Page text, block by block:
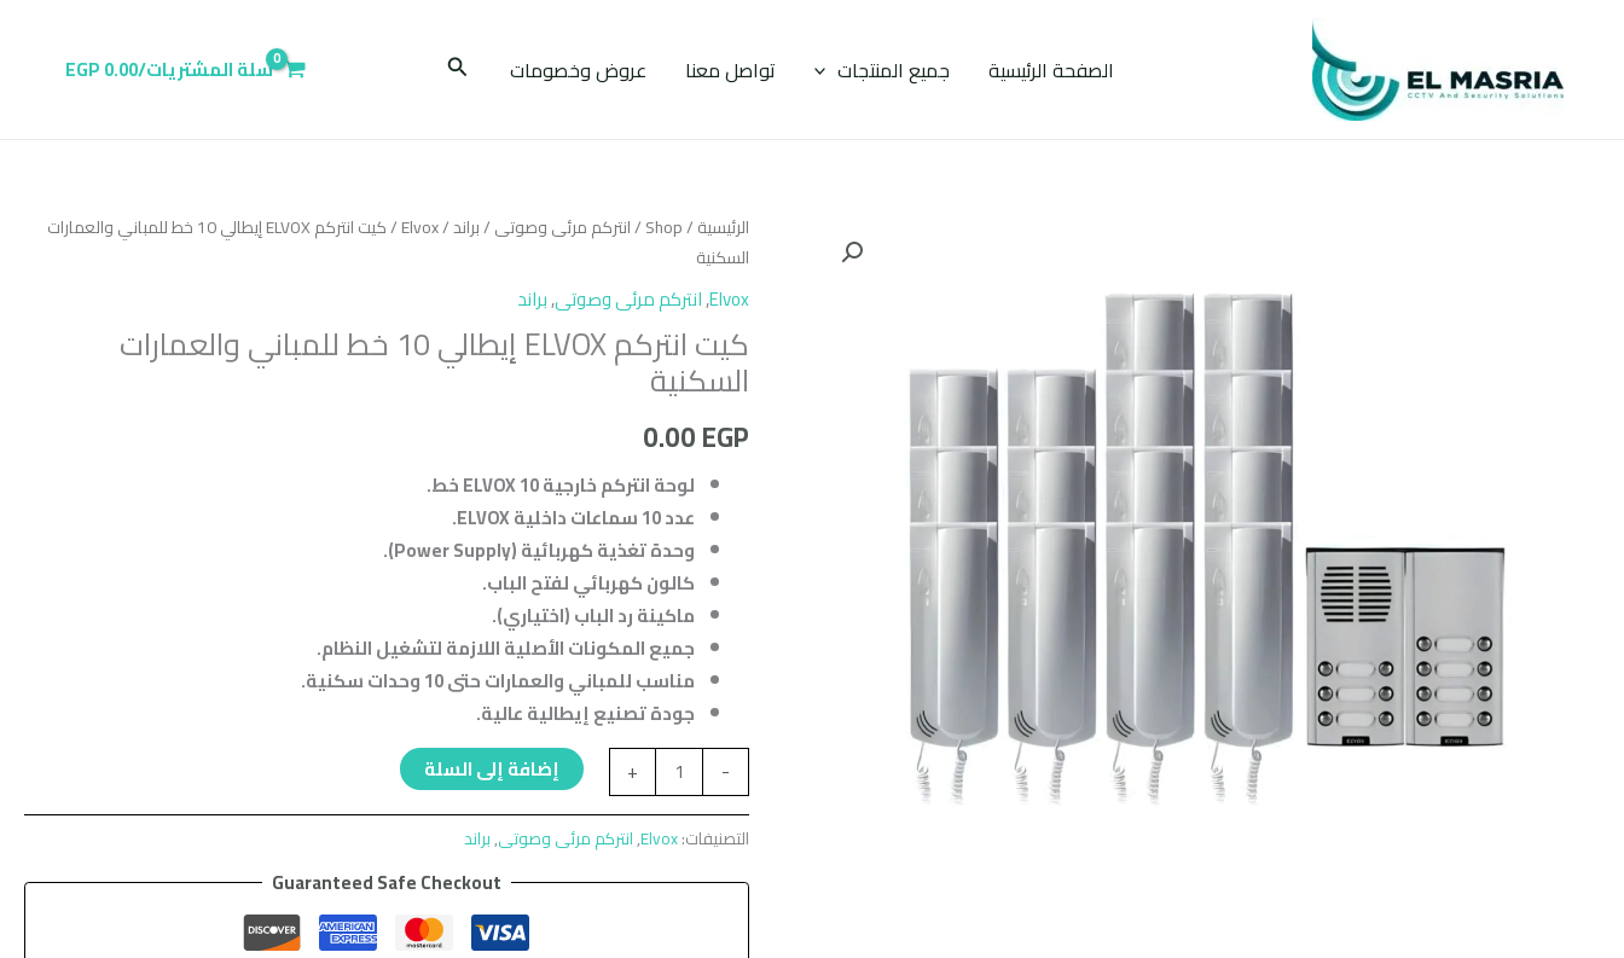
المحتوى
الصفحة الرئيسية جميع المنتجات تواصل معنا عروض وخصومات البحث سلة المشتريات/0.00
EGP
الرئيسية/
Shop
/انتركم مرئى وصوتى/براند/
Elvox
/ كيت انتركم ELVOX إيطالي 10 خط للمباني والعمارات
السكنية
Elvox
,انتركم مرئى وصوتى,براند
كيت انتركم ELVOX إيطالي 10 خط للمباني والعمارات
السكنية
0.00EGP
لوحة انتركم خارجية ELVOX 10 خط.
عدد 10 سماعات داخلية ELVOX.
وحدة تغذية كهربائية (Power Supply).
كالون كهربائي لفتح الباب.
ماكينة رد الباب (اختياري).
جميع المكونات الأصلية اللازمة لتشغيل النظام.
مناسب للمباني والعمارات حتى 10 وحدات سكنية.
جودة تصنيع إيطالية عالية.
-
+ إضافة إلى السلة
التصنيفات:Elvox
,انتركم مرئى وصوتى,براند
Guaranteed Safe Checkout